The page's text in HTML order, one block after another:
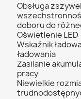
Obsługa
doboru do
Oświetlenie
Wskaźnik
ładowania
Zasilanie
pracy
Niewielkie